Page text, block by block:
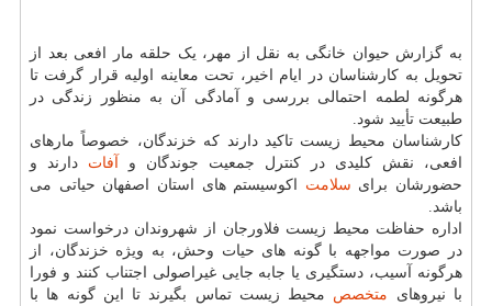
به گزارش حیوان خانگی به نقل از مهر، یک حلقه مار افعی بعد از
تحویل به کارشناسان در ایام اخیر، تحت معاینه اولیه قرار گرفت تا
هرگونه لطمه احتمالی بررسی و آمادگی آن به منظور زندگی در
طبیعت تأیید شود.
کارشناسان محیط زیست تاکید دارند که خزندگان، خصوصاً مارهای
افعی، نقش کلیدی در کنترل جمعیت جوندگان و آفات دارند و
حضورشان برای سلامت اکوسیستم های استان اصفهان حیاتی می
باشد.
اداره حفاظت محیط زیست فلاورجان از شهروندان درخواست نمود
در صورت مواجهه با گونه های حیات وحش، به ویژه خزندگان، از
هرگونه آسیب، دستگیری یا جابه جایی غیراصولی اجتناب کنند و فورا
با نیروهای متخصص محیط زیست تماس بگیرند تا این گونه ها با